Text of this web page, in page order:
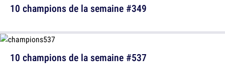
10 champions de la semaine #537
10 champions de la semaine #349